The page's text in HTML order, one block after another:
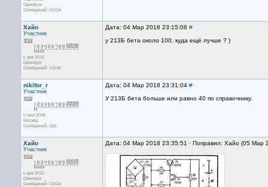
Оренбург
Сообщений: 21534
Хайо
Участник
с дек 2015
Оренбург
Сообщений: 21534
Дата: 04 Мар 2018 23:15:08 #
у 213Б бета около 100. куда ещё лучше ? )
nikifor_r
Участник
с июл 2008
Москва
Сообщений: 326
Дата: 04 Мар 2018 23:31:04 #
У 213Б бета больше или равно 40 по справочнику.
Хайо
Участник
с дек 2015
Оренбург
Сообщений: 21534
Дата: 04 Мар 2018 23:35:51 · Поправил: Хайо (05 Мар